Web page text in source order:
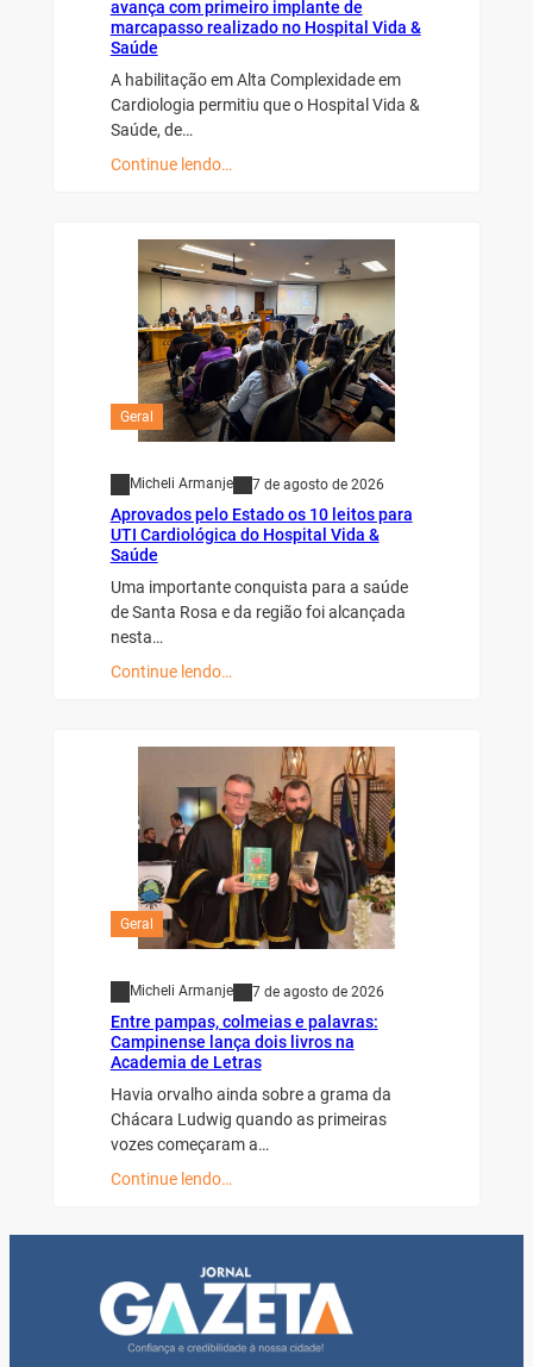
avança com primeiro implante de
marcapasso realizado no Hospital Vida &
Saúde
A habilitação em Alta Complexidade em
Cardiologia permitiu que o Hospital Vida &
Saúde, de…
Continue lendo…
Geral
Micheli Armanje 7 de agosto de 2026
Aprovados pelo Estado os 10 leitos para
UTI Cardiológica do Hospital Vida &
Saúde
Uma importante conquista para a saúde
de Santa Rosa e da região foi alcançada
nesta…
Continue lendo…
Geral
Micheli Armanje 7 de agosto de 2026
Entre pampas, colmeias e palavras:
Campinense lança dois livros na
Academia de Letras
Havia orvalho ainda sobre a grama da
Chácara Ludwig quando as primeiras
vozes começaram a…
Continue lendo…